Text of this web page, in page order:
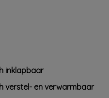
inklapbaar
verstel- en verwarmbaar